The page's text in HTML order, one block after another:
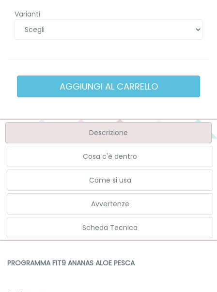
Varianti
Descrizione
Cosa c'è dentro
Come si usa
Avvertenze
Scheda Tecnica
PROGRAMMA FIT9 ANANAS ALOE PESCA